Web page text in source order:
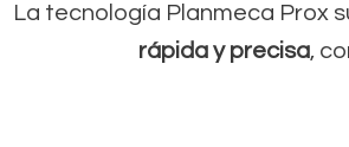
La tecnología Planmeca Prox
rápida y precisa,